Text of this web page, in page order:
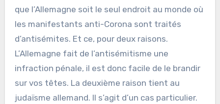
que l’Allemagne soit le seul endroit au monde où
les manifestants anti-Corona sont traités
d’antisémites. Et ce, pour deux raisons.
L’Allemagne fait de l’antisémitisme une
infraction pénale, il est donc facile de le brandir
sur vos têtes. La deuxième raison tient au
judaïsme allemand. Il s’agit d’un cas particulier.